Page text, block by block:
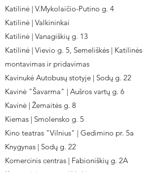
Katilinė | V.Mykolaičio-Putino g. 4
Katilinė | Valkininkai
Katilinė | Vanagiškių g. 13
Katilinė | Vievio g. 5, Semeliškės | Katilinės
montavimas ir pridavimas
Kavinukė Autobusų stotyje | Sodų g. 22
Kavinė "Šavarma" | Aušros vartų g. 6
Kavinė | Žemaitės g. 8
Kiemas | Smolensko g. 5
Kino teatras "Vilnius" | Gedimino pr. 5a
Knygynas | Sodų g. 22
Komercinis centras | Fabioniškių g. 2A